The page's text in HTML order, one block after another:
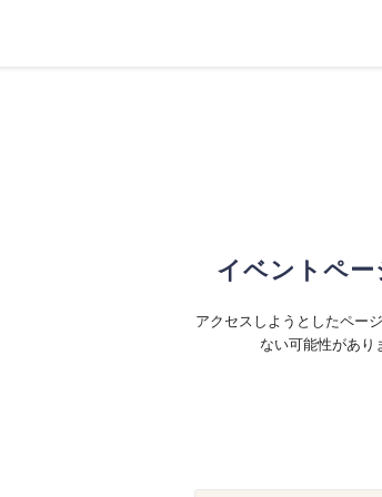
イベントペー
アクセスしようとしたペー
ない可能性があり